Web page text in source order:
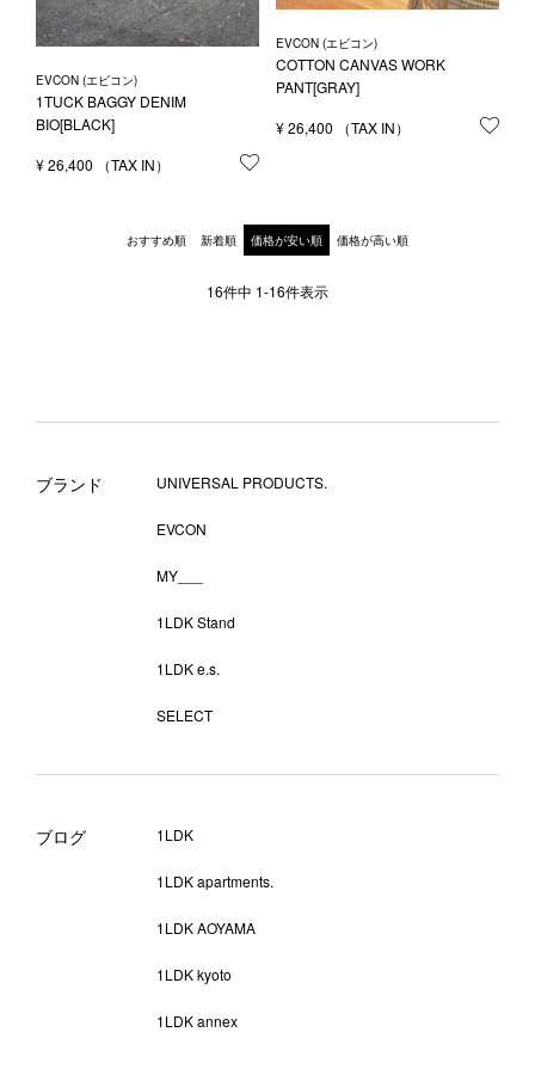
EVCON (エビコン)
1TUCK BAGGY DENIM
BIO[BLACK]
¥26,400
EVCON (エビコン)
COTTON CANVAS WORK
PANT[GRAY]
¥26,400
おすすめ順 新着順 価格が安い順 価格が高い順
16件中 1-16件表示
ブランド UNIVERSAL PRODUCTS.
EVCON
MY___
1LDK Stand
1LDK e.s.
SELECT
ブログ 1LDK
1LDK apartments.
1LDK AOYAMA
1LDK kyoto
1LDK annex